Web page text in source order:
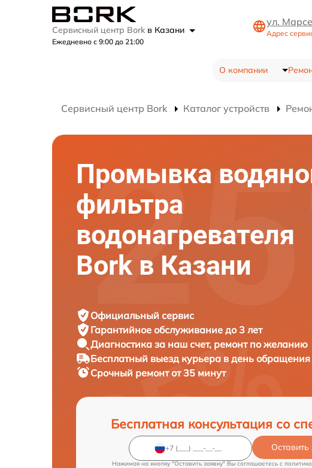
Сервисный центр Bork в Казани
Ежедневно с 9:00 до 21:00
ул.
Адрес
О компании
Сервисный центр Bork Каталог устройств
Промывка
фильтра
водонагревателя
Bork в Казани
Официальный сервис
Гарантийное обслуживание до 3 лет
Диагностика за наш счет, ремонт по желанию
Бесплатный выезд курьера в день обращения
Срочный ремонтот 35 минут
Бесплатная консультация со
Оставить
Нажимая на кнопку "Оставить заявку" Вы соглашаетесь c